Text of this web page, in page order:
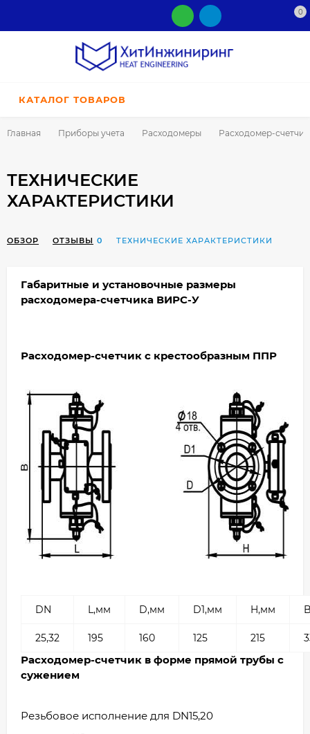
0
КАТАЛОГ ТОВАРОВ
Главная Приборы учета Расходомеры Расходомер-
ТЕХНИЧЕСКИЕ
ХАРАКТЕРИСТИКИ
ОБЗОР ОТЗЫВЫ 0 ТЕХНИЧЕСКИЕ ХАРАКТЕРИСТИКИ
Габаритные и установочные размеры
расходомера-счетчика ВИРС-У
Расходомер-счетчик с крестообразным ППР
DN L,мм D,мм D1,мм H,мм
25,32 195 160 125 215
Расходомер-счетчик в форме прямой трубы с
сужением
Резьбовое исполнение для DN15,20